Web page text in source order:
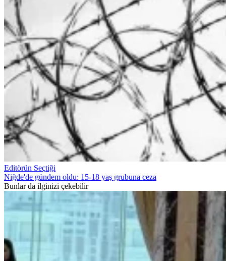
Editörün Seçtiği
Niğde'de gündem oldu: 15-18 yaş grubuna ceza
Bunlar da ilginizi çekebilir